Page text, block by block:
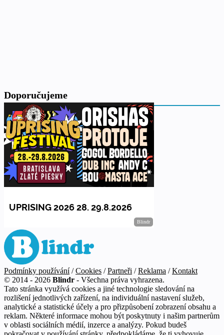
Doporučujeme
Podmínky používání / Cookies / Partneři / Reklama / Kontakt
© 2014 - 2026 Blindr - Všechna práva vyhrazena.
Tato stránka využívá cookies a jiné technologie sledování na
rozlišení jednotlivých zařízení, na individuální nastavení služeb,
analytické a statistické účely a pro přizpůsobení zobrazení obsahu a
reklam. Některé informace mohou být poskytnuty i našim partnerům
v oblasti sociálních médií, inzerce a analýzy. Pokud budeš